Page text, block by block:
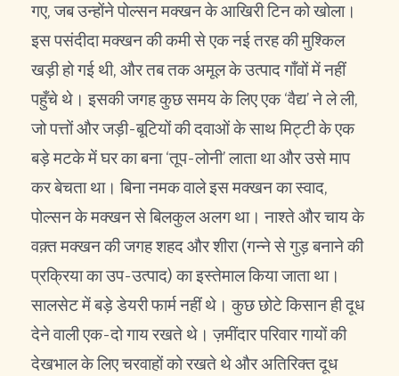
गए, जब उन्होंने पोल्सन मक्खन के आखिरी टिन को खोला।
इस पसंदीदा मक्खन की कमी से एक नई तरह की मुश्किल
खड़ी हो गई थी, और तब तक अमूल के उत्पाद गाँवों में नहीं
पहुँचे थे। इसकी जगह कुछ समय के लिए एक ‘वैद्य’ ने ले ली,
जो पत्तों और जड़ी-बूटियों की दवाओं के साथ मिट्टी के एक
बड़े मटके में घर का बना ‘तूप-लोनी’ लाता था और उसे माप
कर बेचता था। बिना नमक वाले इस मक्खन का स्वाद,
पोल्सन के मक्खन से बिलकुल अलग था। नाश्ते और चाय के
वक़्त मक्खन की जगह शहद और शीरा (गन्ने से गुड़ बनाने की
प्रक्रिया का उप-उत्पाद) का इस्तेमाल किया जाता था।
सालसेट में बड़े डेयरी फार्म नहीं थे। कुछ छोटे किसान ही दूध
देने वाली एक-दो गाय रखते थे। ज़मींदार परिवार गायों की
देखभाल के लिए चरवाहों को रखते थे और अतिरिक्त दूध